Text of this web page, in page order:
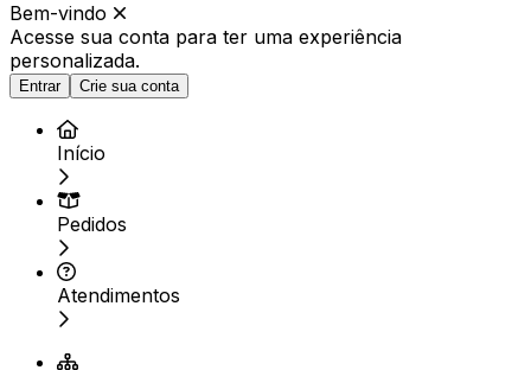
Bem-vindo
Acesse sua conta para ter uma experiência
personalizada.
Entrar Crie sua conta
Início
Pedidos
Atendimentos